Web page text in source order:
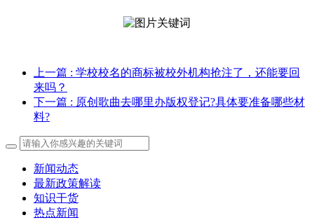
上一篇 : 学校校名的商标被校外机构抢注了，还能要回
来吗？
下一篇 : 原创歌曲去哪里办版权登记?具体要准备哪些材
料?
新闻动态
最新政策解读
知识干货
热点新闻